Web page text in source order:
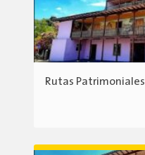
Rutas Patrimoniales